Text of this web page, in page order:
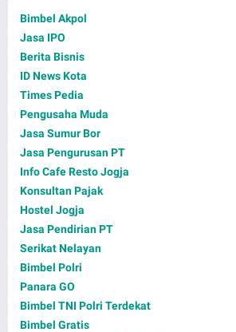
Bimbel Akpol
Jasa IPO
Berita Bisnis
ID News Kota
Times Pedia
Pengusaha Muda
Jasa Sumur Bor
Jasa Pengurusan PT
Info Cafe Resto Jogja
Konsultan Pajak
Hostel Jogja
Jasa Pendirian PT
Serikat Nelayan
Bimbel Polri
Panara GO
Bimbel TNI Polri Terdekat
Bimbel Gratis